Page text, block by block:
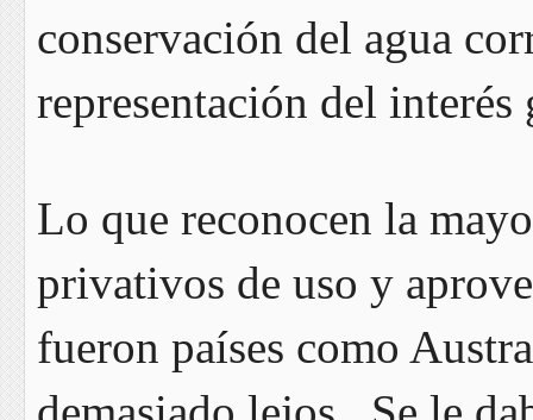
conservación del agua
representación del
Lo que reconocen la
privativos de uso y
fueron países como